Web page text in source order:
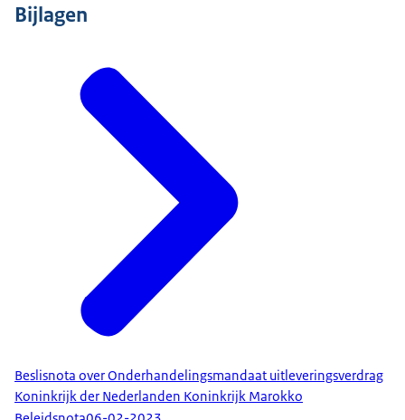
Bijlagen
Beslisnota over Onderhandelingsmandaat uitleveringsverdrag
Koninkrijk der Nederlanden Koninkrijk Marokko